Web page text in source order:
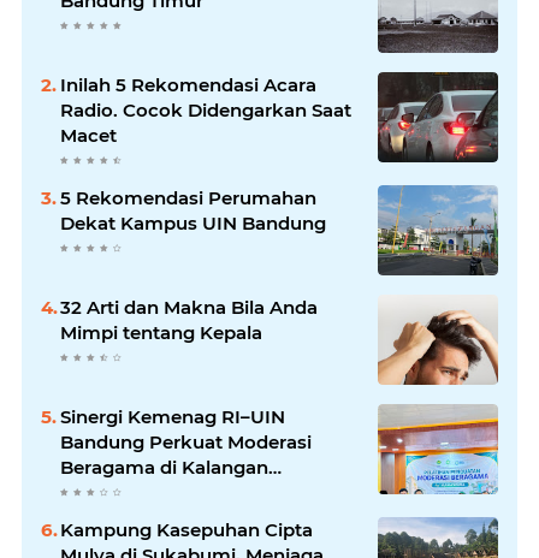
Inilah 5 Rekomendasi Acara
Radio. Cocok Didengarkan Saat
Macet
5 Rekomendasi Perumahan
Dekat Kampus UIN Bandung
32 Arti dan Makna Bila Anda
Mimpi tentang Kepala
Sinergi Kemenag RI–UIN
Bandung Perkuat Moderasi
Beragama di Kalangan
Mahasiswa
Kampung Kasepuhan Cipta